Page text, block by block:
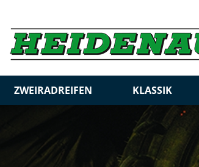
ZWEIRADREIFEN KLASSIK